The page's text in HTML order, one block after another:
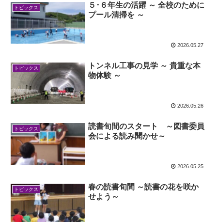
トピックス
５･６年生の活躍 ～ 全校のために
プール清掃を ～
2026.05.27
トピックス
トンネル工事の見学 ～ 貴重な本
物体験 ～
2026.05.26
トピックス
読書旬間のスタート ～図書委員
会による読み聞かせ～
2026.05.25
トピックス
春の読書旬間 ～読書の花を咲か
せよう～